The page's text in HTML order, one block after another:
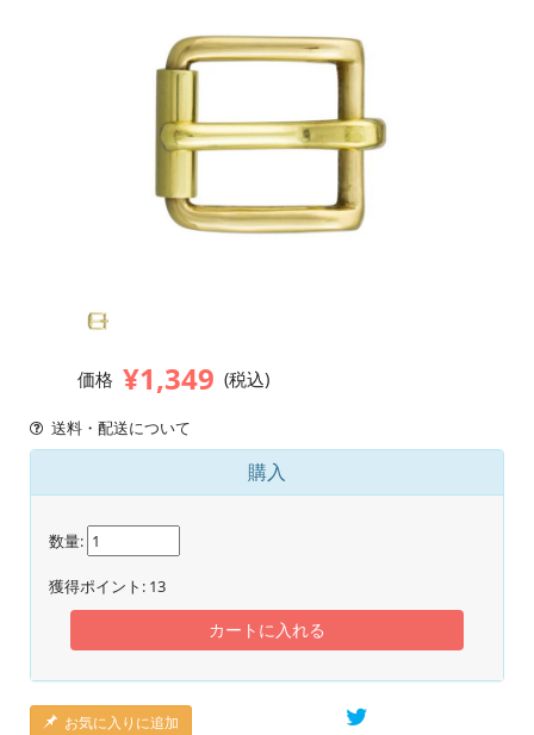
価格 ¥1,349 (税込)
送料・配送について
購入
数量:
獲得ポイント: 13
カートに入れる
お気に入りに追加